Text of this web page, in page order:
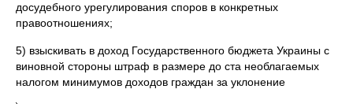
досудебного урегулирования споров в конкретных
правоотношениях;
5) взыскивать в доход Государственного бюджета Украины с
виновной стороны штраф в размере до ста необлагаемых
налогом минимумов доходов граждан за уклонение